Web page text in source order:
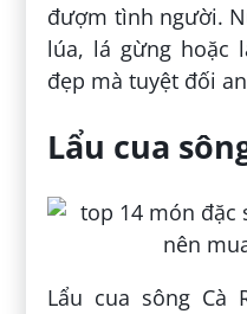
đượm tình người.
lúa, lá gừng hoặc
đẹp mà tuyệt đối
Lẩu cua
Lẩu cua sông Cà